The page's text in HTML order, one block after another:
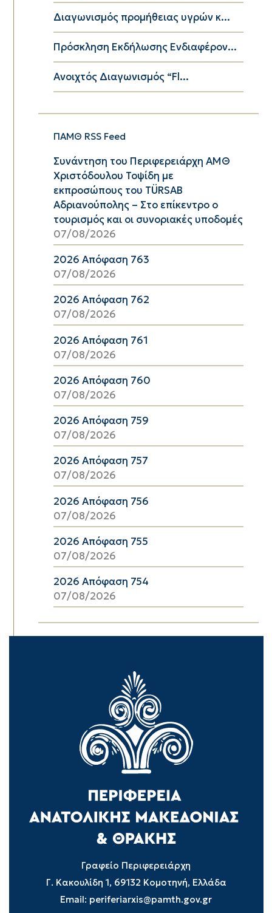
Διαγωνισμός προμήθειας υγρών κ...
Πρόσκληση Εκδήλωσης Ενδιαφέρον...
Ανοιχτός Διαγωνισμός “Fl...
ΠΑΜΘ RSS Feed
Συνάντηση του Περιφερειάρχη ΑΜΘ
Χριστόδουλου Τοψίδη με
εκπροσώπους του TÜRSAB
Αδριανούπολης – Στο επίκεντρο ο
τουρισμός και οι συνοριακές υποδομές
07/08/2026
2026 Απόφαση 763
07/08/2026
2026 Απόφαση 762
07/08/2026
2026 Απόφαση 761
07/08/2026
2026 Απόφαση 760
07/08/2026
2026 Απόφαση 759
07/08/2026
2026 Απόφαση 757
07/08/2026
2026 Απόφαση 756
07/08/2026
2026 Απόφαση 755
07/08/2026
2026 Απόφαση 754
07/08/2026
Γραφείο Περιφερειάρχη
Γ. Κακουλίδη 1, 69132 Κομοτηνή, Ελλάδα
Email: periferiarxis@pamth.gov.gr